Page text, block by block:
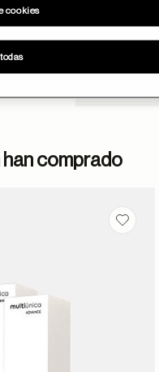
comprado
cookies